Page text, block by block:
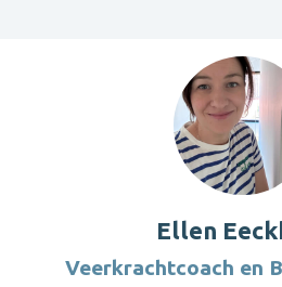
Ellen
Veerkrachtcoach en